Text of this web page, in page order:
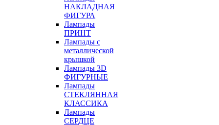
НАКЛАДНАЯ
ФИГУРА
Лампады
ПРИНТ
Лампады с
металлической
крышкой
Лампады 3D
ФИГУРНЫЕ
Лампады
СТЕКЛЯННАЯ
КЛАССИКА
Лампады
СЕРДЦЕ